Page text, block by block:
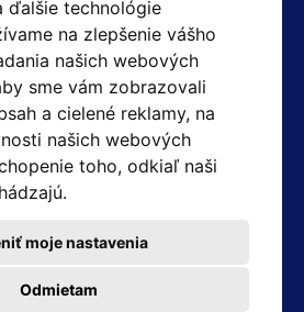
ďalšie technológie
na zlepšenie vášho
našich webových
sme vám zobrazovali
a cielené reklamy, na
našich webových
toho, odkiaľ naši
Odmietam
moje nastavenia
+420 605 234 204
oddelenie
7:30 – 15:00)
8:00 – 16:00)
Pia: 8:00 - 16:00